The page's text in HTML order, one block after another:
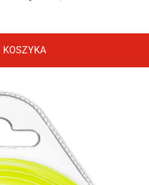
KOSZYKA